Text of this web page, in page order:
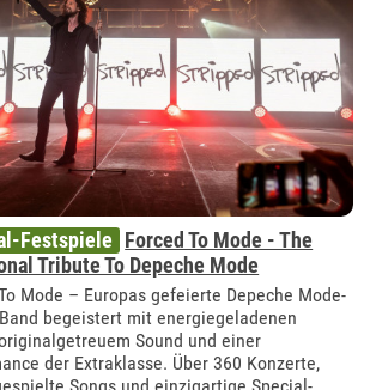
Festspiele Forced To Mode - The
Tribute To Depeche Mode
Mode – Europas gefeierte Depeche Mode-
begeistert mit energiegeladenen
Sound und einer
der Extraklasse. Über 360 Konzerte,